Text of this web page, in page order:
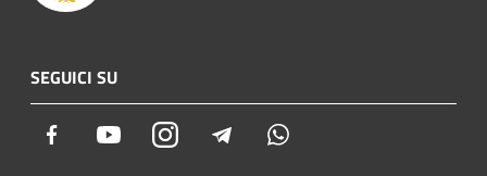
SEGUICI SU
Facebook YoutubeInstagram Telegram